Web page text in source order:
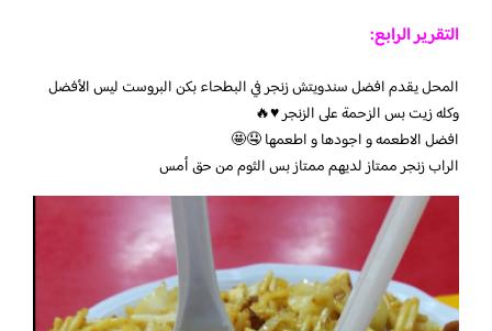
التقرير الرابع:
المحل يقدم افضل سندويتش زنجر في البطحاء بكن البروست ليس الأفضل
وكله زيت بس الزحمة على الزنجر ♥️🔥
افضل الاطعمه و اجودها و اطعمها 🤤🤩
الراب زنجر ممتاز لديهم ممتاز بس الثوم من حق أمس